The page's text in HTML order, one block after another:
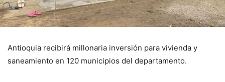
Antioquia recibirá millonaria inversión para vivienda y
saneamiento en 120 municipios del departamento.